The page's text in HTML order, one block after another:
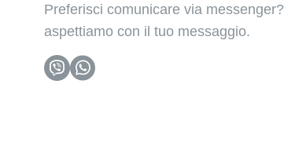
Preferisci comunicare via
aspettiamo con il tuo messaggio.